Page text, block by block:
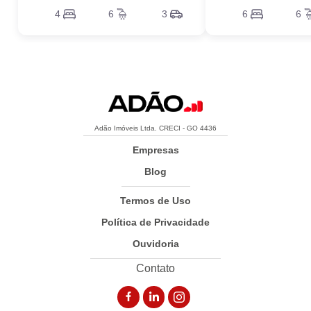
4 6 3 6 6
Adão Imóveis Ltda. CRECI - GO 4436
Empresas
Blog
Termos de Uso
Política de Privacidade
Ouvidoria
Contato